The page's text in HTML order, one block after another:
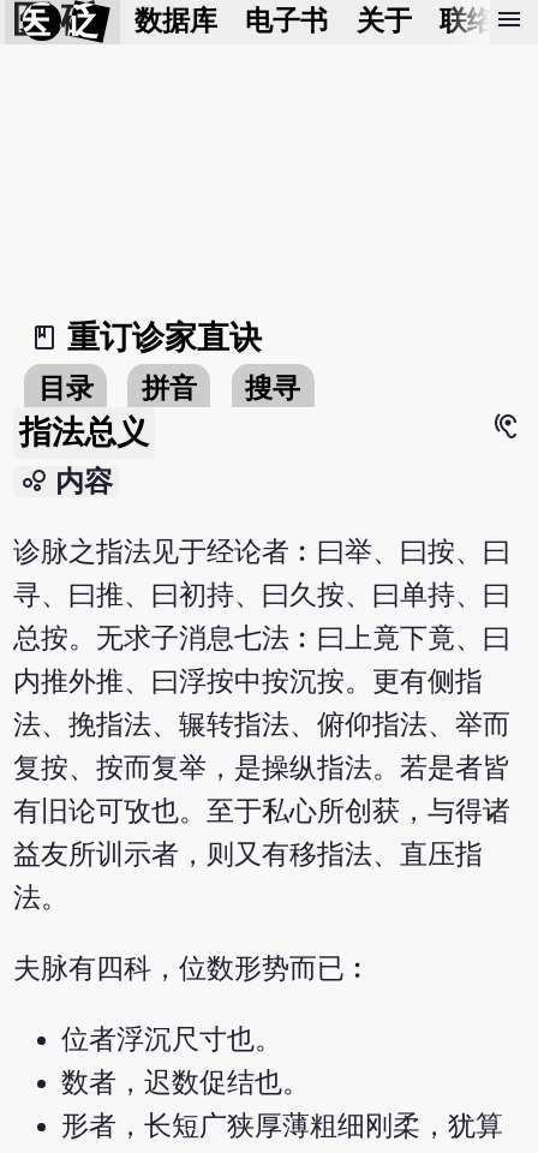
医 砭 数据库 电子书 关于 联络我
menu
book_2
重订诊家直诀
目录 拼音 搜寻
指法总义
hearing
bubble_chart 内容
诊脉之指法见于经论者︰曰举、曰按、曰
寻、曰推、曰初持、曰久按、曰单持、曰
总按。无求子消息七法︰曰上竟下竟、曰
内推外推、曰浮按中按沉按。更有侧指
法、挽指法、辗转指法、俯仰指法、举而
复按、按而复举，是操纵指法。若是者皆
有旧论可攷也。至于私心所创获，与得诸
益友所训示者，则又有移指法、直压指
法。
夫脉有四科，位数形势而已︰
位者浮沉尺寸也。
数者，迟数促结也。
形者，长短广狭厚薄粗细刚柔，犹算